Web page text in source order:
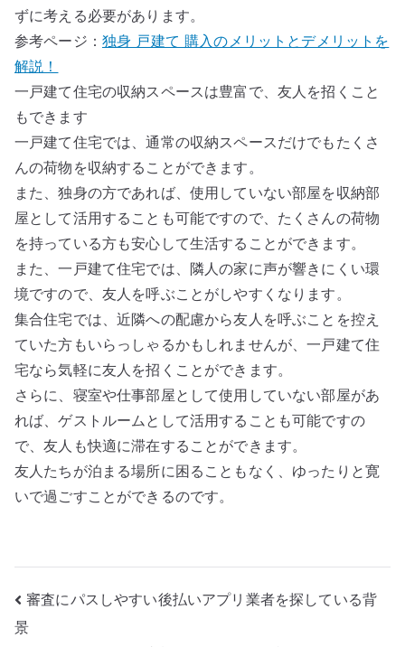
ずに考える必要があります。
参考ページ： 独身 戸建て 購入のメリットとデメリットを
解説！
一戸建て住宅の収納スペースは豊富で、友人を招くこと
もできます
一戸建て住宅では、通常の収納スペースだけでもたくさ
んの荷物を収納することができます。
また、独身の方であれば、使用していない部屋を収納部
屋として活用することも可能ですので、たくさんの荷物
を持っている方も安心して生活することができます。
また、一戸建て住宅では、隣人の家に声が響きにくい環
境ですので、友人を呼ぶことがしやすくなります。
集合住宅では、近隣への配慮から友人を呼ぶことを控え
ていた方もいらっしゃるかもしれませんが、一戸建て住
宅なら気軽に友人を招くことができます。
さらに、寝室や仕事部屋として使用していない部屋があ
れば、ゲストルームとして活用することも可能ですの
で、友人も快適に滞在することができます。
友人たちが泊まる場所に困ることもなく、ゆったりと寛
いで過ごすことができるのです。
投
審査にパスしやすい後払いアプリ業者を探している背
景